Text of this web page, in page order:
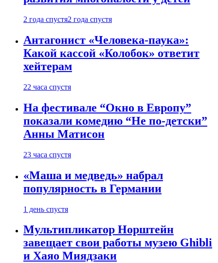
2 года спустя2 года спустя
Антагонист «Человека-паука»:
Какой кассой «Колобок» ответит
хейтерам
22 часа спустя
На фестивале “Окно в Европу”
показали комедию “Не по-детски”
Анны Матисон
23 часа спустя
«Маша и медведь» набрал
популярность в Германии
1 день спустя
Мультипликатор Норштейн
завещает свои работы музею Ghibli
и Хаяо Миядзаки